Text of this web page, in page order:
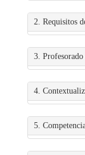
2. Requisitos
3.
4.
5.